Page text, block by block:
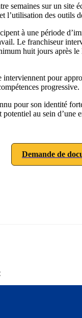
semaines sur un site
l’utilisation des outils
à une période
Le franchiseur
huit jours après
interviennent pour
progressive.
pour son identité
au sein d’une
Demande de